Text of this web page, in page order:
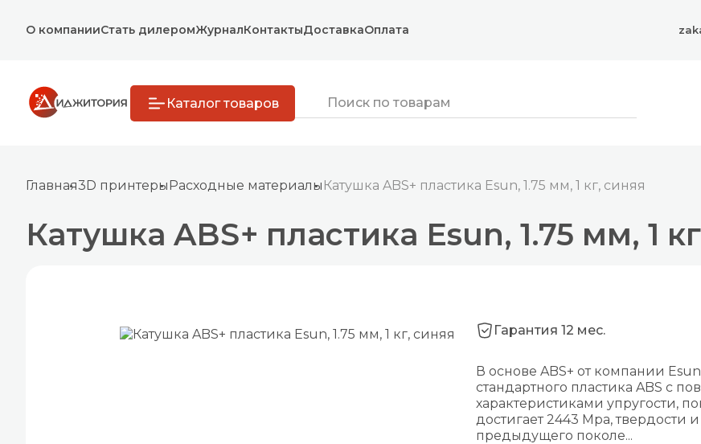
О компанииСтать дилеромЖурналКонтактыДоставкаОплата
Каталог товаров
Главная3D принтерыРасходные материалы Катушка ABS+ пластика Esun, 1.75 мм, 1 кг, синяя
Катушка ABS+ пластика Esun, 1.75 мм, 1
Гарантия 12 мес.
В основе ABS+ от компании
стандартного пластика ABS с
характеристиками упругости,
достигает 2443 Мра, твердости
предыдущего поколе...